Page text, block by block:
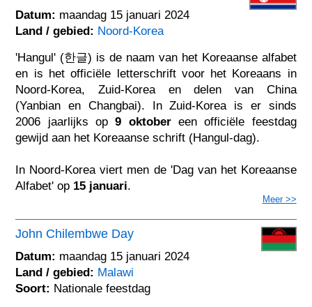
Datum: maandag 15 januari 2024
Land / gebied: Noord-Korea
'Hangul' (한글) is de naam van het Koreaanse alfabet
en is het officiële letterschrift voor het Koreaans in
Noord-Korea, Zuid-Korea en delen van China
(Yanbian en Changbai). In Zuid-Korea is er sinds
2006 jaarlijks op9 oktobereen officiële feestdag
gewijd aan het Koreaanse schrift (Hangul-dag).
In Noord-Korea viert men de 'Dag van het Koreaanse
Alfabet' op 15 januari.
Meer >>
John Chilembwe Day
Datum: maandag 15 januari 2024
Land / gebied: Malawi
Soort: Nationale feestdag